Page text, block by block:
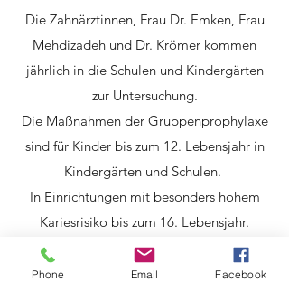
Die Zahnärztinnen, Frau Dr. Emken, Frau
Mehdizadeh und Dr. Krömer kommen
jährlich in die Schulen und Kindergärten
zur Untersuchung.
Die Maßnahmen der Gruppenprophylaxe
sind für Kinder bis zum 12. Lebensjahr in
Kindergärten und Schulen.
In Einrichtungen mit besonders hohem
Kariesrisiko bis zum 16. Lebensjahr.
Hierzu gehören die zahnärztliche
Untersuchung und die Kariesdiagnostik,
Phone Email Facebook